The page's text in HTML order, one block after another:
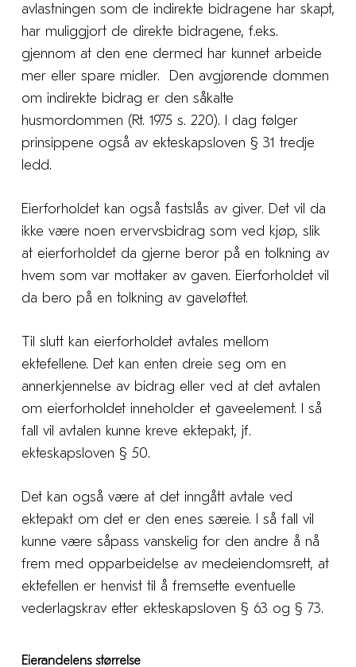
avlastningen som de indirekte bidragene har skapt,
har muliggjort de direkte bidragene, f.eks.
gjennom at den ene dermed har kunnet arbeide
mer eller spare midler. Den avgjørende dommen
om indirekte bidrag er den såkalte
husmordommen (Rt. 1975 s. 220). I dag følger
prinsippene også av ekteskapsloven § 31 tredje
ledd.
Eierforholdet kan også fastslås av giver. Det vil da
ikke være noen ervervsbidrag som ved kjøp, slik
at eierforholdet da gjerne beror på en tolkning av
hvem som var mottaker av gaven. Eierforholdet vil
da bero på en tolkning av gaveløftet.
Til slutt kan eierforholdet avtales mellom
ektefellene. Det kan enten dreie seg om en
annerkjennelse av bidrag eller ved at det avtalen
om eierforholdet inneholder et gaveelement. I så
fall vil avtalen kunne kreve ektepakt, jf.
ekteskapsloven § 50.
Det kan også være at det inngått avtale ved
ektepakt om det er den enes særeie. I så fall vil
kunne være såpass vanskelig for den andre å nå
frem med opparbeidelse av medeiendomsrett, at
ektefellen er henvist til å fremsette eventuelle
vederlagskrav etter ekteskapsloven § 63 og § 73.
Eierandelens størrelse